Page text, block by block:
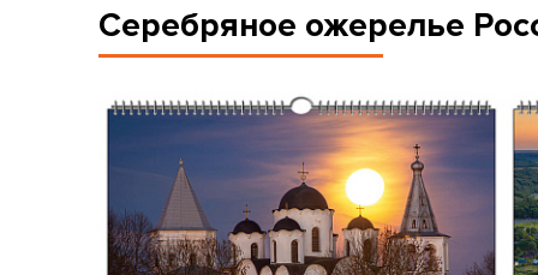
Серебряное ожерелье